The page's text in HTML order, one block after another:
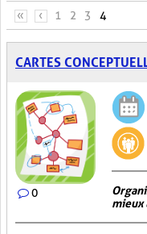
PAGES
« ‹ 1 2 3 4
CARTES
0